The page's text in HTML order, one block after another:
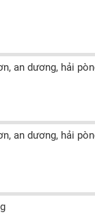
an dương, hải
an dương, hải